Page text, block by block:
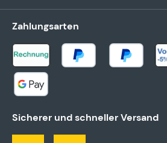
Zahlungsarten
Sicherer und schneller Versand